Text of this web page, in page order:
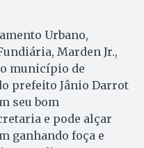
Urbano,
Marden Jr.,
município de
prefeito Jânio Darrot
seu bom
e pode alçar
ganhando foça e